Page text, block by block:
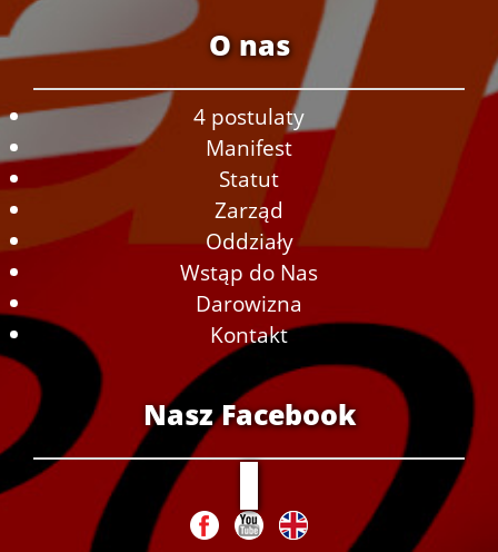
O nas
4 postulaty
Manifest
Statut
Zarząd
Oddziały
Wstąp do Nas
Darowizna
Kontakt
Nasz Facebook